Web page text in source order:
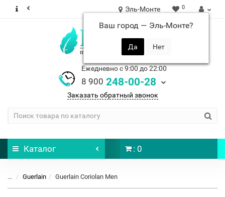
Эль-Монте
Ваш город — Эль-Монте?
0
Ежедневно с 9:00 до 22:00
8 900 248-00-28
Заказать обратный звонок
Каталог : 0
... Guerlain Guerlain Coriolan Men